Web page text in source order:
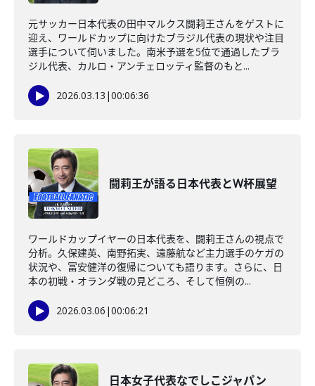
元サッカー日本代表の田中マルクス闘莉王さんをゲストに
迎え、ワールドカップに向けたブラジル代表の現状や注目
選手について伺いました。南米予選を5位で通過したブラ
ジル代表、カルロ・アンチェロッティ監督のもと...
2026.03.13 |00:06:36
闘莉王が語る日本代表とW杯展望
ワールドカップイヤーの日本代表を、闘莉王さんの視点で
分析。久保建英、南野拓実、遠藤航など主力選手のケガの
状況や、冨安健洋の復帰についても語ります。さらに、日
本の初戦・オランダ戦の見どころ、そして恒例の...
2026.03.06 |00:06:21
日本女子代表なでしこジャパン